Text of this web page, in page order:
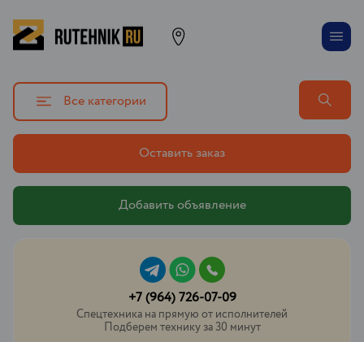
Все категории
Оставить заказ
Добавить объявление
+7 (964) 726-07-09
Спецтехника на прямую от исполнителей
Подберем технику за 30 минут